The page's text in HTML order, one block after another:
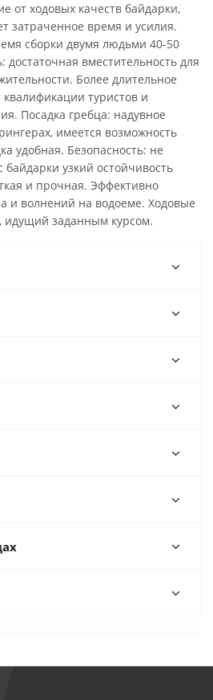
от ходовых качеств байдарки,
затраченное время и усилия.
сборки двумя людьми 40-50
достаточная вместительность для
Более длительное
туристов и
Посадка гребца: надувное
имеется возможность
удобная. Безопасность: не
байдарки узкий остойчивость
и прочная. Эффективно
и волнений на водоеме. Ходовые
идущий заданным курсом.